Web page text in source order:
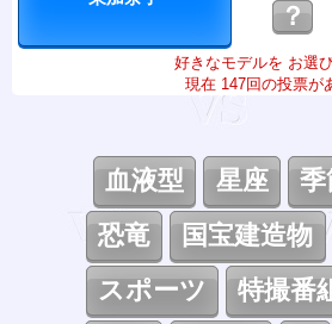
？
好きなモデルを お選
現在 147回の投票が
血液型
星座 季
恐竜
国宝建造物
スポーツ
特撮番